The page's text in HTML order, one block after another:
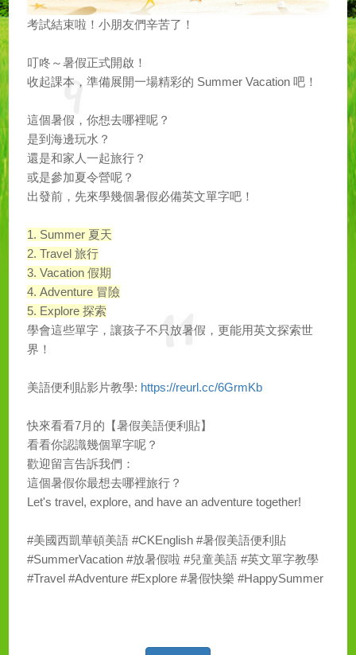
考試結束啦！小朋友們辛苦了！
叮咚～暑假正式開啟！
收起課本，準備展開一場精彩的 Summer Vacation 吧！
這個暑假，你想去哪裡呢？
是到海邊玩水？
還是和家人一起旅行？
或是參加夏令營呢？
出發前，先來學幾個暑假必備英文單字吧！
1. Summer 夏天
2. Travel 旅行
3. Vacation 假期
4. Adventure 冒險
5. Explore 探索
學會這些單字，讓孩子不只放暑假，更能用英文探索世
界！
美語便利貼影片教學: https://reurl.cc/6GrmKb
快來看看7月的【暑假美語便利貼】
看看你認識幾個單字呢？
歡迎留言告訴我們：
這個暑假你最想去哪裡旅行？
Let's travel, explore, and have an adventure together!
#美國西凱華頓美語 #CKEnglish #暑假美語便利貼
#SummerVacation #放暑假啦 #兒童美語 #英文單字教學
#Travel #Adventure #Explore #暑假快樂 #HappySummer